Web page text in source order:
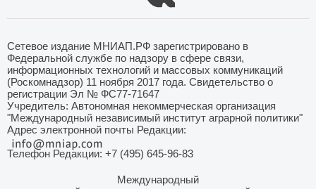
Сетевое издание МНИАП.РФ зарегистрировано в
Федеральной службе по надзору в сфере связи,
информационных технологий и массовых коммуникаций
(Роскомнадзор) 11 ноября 2017 года. Свидетельство о
регистрации Эл № ФС77-71647
Учредитель: Автономная некоммерческая организация
"Международный независимый институт аграрной политики"
Адрес электронной почты Редакции:
Телефон Редакции: +7 (495) 645-96-83
Международный